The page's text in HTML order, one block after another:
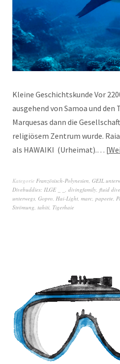
Kleine Geschichtskunde Vor
ausgehend von Samoa und
Marquesas dann die
religiösem Zentrum wurde.
als HAWAIKI (Urheimat).…
Kategorie Französisch-Polynesien GEIL
Divebuddies: ILGE _ _
divingfamily fluid
unterwegs Gopro Hai-Light marc papeete
Strömung tahiti Tigerhaie